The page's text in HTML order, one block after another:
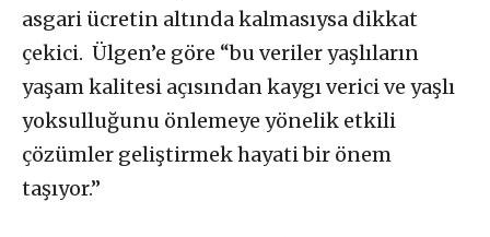
asgari ücretin altında kalmasıysa dikkat
çekici. Ülgen’e göre “bu veriler yaşlıların
yaşam kalitesi açısından kaygı verici ve yaşlı
yoksulluğunu önlemeye yönelik etkili
çözümler geliştirmek hayati bir önem
taşıyor.”